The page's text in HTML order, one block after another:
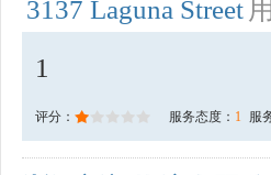
3137 Laguna Street
1
评分： 服务态度： 1 服